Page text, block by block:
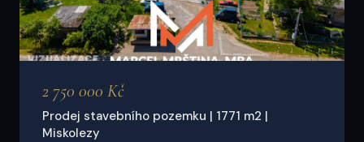
2 750 000 Kč
Prodej stavebního pozemku | 1771 m2 |
Miskolezy